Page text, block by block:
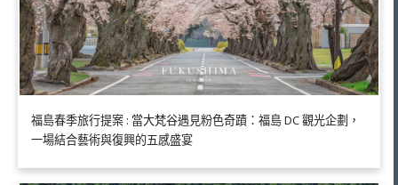
福島春季旅行提案 : 當大梵谷遇見粉色奇蹟：福島 DC 觀光企劃，
一場結合藝術與復興的五感盛宴